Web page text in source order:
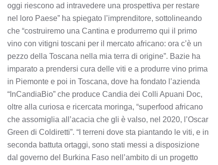
oggi riescono ad intravedere una prospettiva per restare
nel loro Paese” ha spiegato l’imprenditore, sottolineando
che “costruiremo una Cantina e produrremo qui il primo
vino con vitigni toscani per il mercato africano: ora c’è un
pezzo della Toscana nella mia terra di origine”. Bazie ha
imparato a prendersi cura delle viti e a produrre vino prima
in Piemonte e poi in Toscana, dove ha fondato l’azienda
“InCandiaBio” che produce Candia dei Colli Apuani Doc,
oltre alla curiosa e ricercata moringa, “superfood africano
che assomiglia all’acacia che gli è valso, nel 2020, l’Oscar
Green di Coldiretti”. “I terreni dove sta piantando le viti, e in
seconda battuta ortaggi, sono stati messi a disposizione
dal governo del Burkina Faso nell’ambito di un progetto